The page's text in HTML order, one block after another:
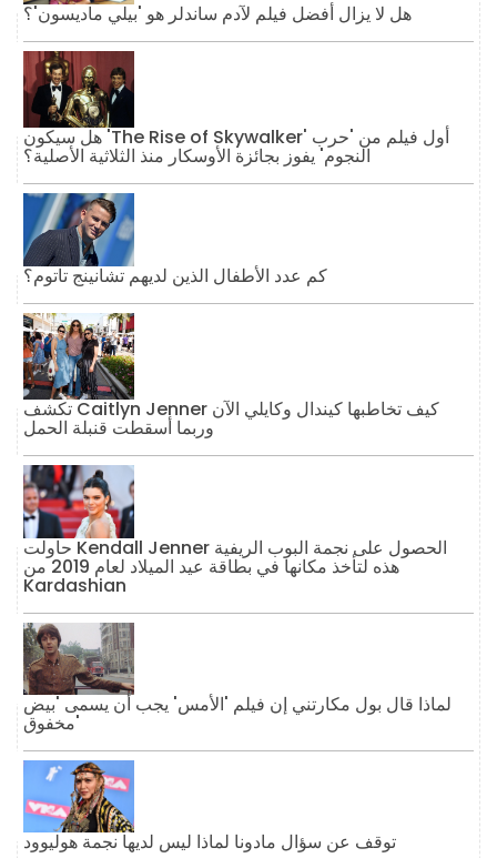
هل لا يزال أفضل فيلم لآدم ساندلر هو 'بيلي ماديسون'؟
هل سيكون 'The Rise of Skywalker' أول فيلم من 'حرب
النجوم' يفوز بجائزة الأوسكار منذ الثلاثية الأصلية؟
كم عدد الأطفال الذين لديهم تشانينج تاتوم؟
تكشف Caitlyn Jenner كيف تخاطبها كيندال وكايلي الآن
وربما أسقطت قنبلة الحمل
حاولت Kendall Jenner الحصول على نجمة البوب ​​الريفية
هذه لتأخذ مكانها في بطاقة عيد الميلاد لعام 2019 من
Kardashian
لماذا قال بول مكارتني إن فيلم 'الأمس' يجب أن يسمى 'بيض
مخفوق'
توقف عن سؤال مادونا لماذا ليس لديها نجمة هوليوود